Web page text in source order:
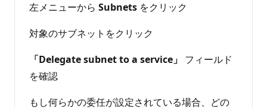
左メニューから Subnets をクリック
対象のサブネットをクリック
「Delegate subnet to a service」 フィールド
を確認
もし何らかの委任が設定されている場合、どの